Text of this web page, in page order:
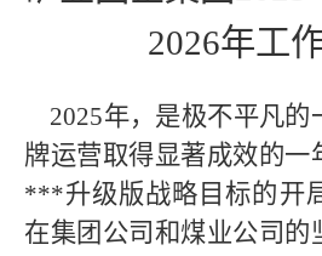
2026年工
2025年，是极不平凡的
牌运营取得显著成效的一
***升级版战略目标的开
在集团公司和煤业公司的